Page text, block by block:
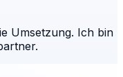
Umsetzung. Ich bin